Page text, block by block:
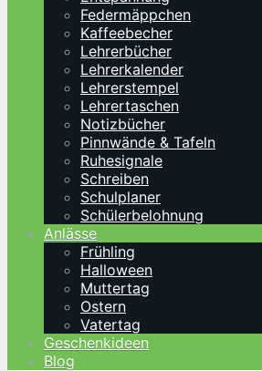
Federmäppchen
Kaffeebecher
Lehrerbücher
Lehrerkalender
Lehrerstempel
Lehrertaschen
Notizbücher
Pinnwände & Tafeln
Ruhesignale
Schreiben
Schulplaner
Schülerbelohnung
Anlässe
Frühling
Halloween
Muttertag
Ostern
Vatertag
Geschenkideen
Blog